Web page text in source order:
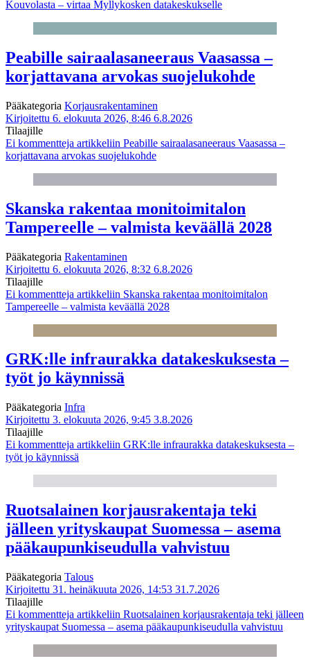
Kouvolasta – virtaa Myllykosken datakeskukselle
Peabille sairaalasaneeraus Vaasassa –
korjattavana arvokas suojelukohde
Pääkategoria Korjausrakentaminen
Kirjoitettu 6. elokuuta 2026, 8:46 6.8.2026
Tilaajille
Ei kommentteja artikkeliin Peabille sairaalasaneeraus Vaasassa –
korjattavana arvokas suojelukohde
Skanska rakentaa monitoimitalon
Tampereelle – valmista keväällä 2028
Pääkategoria Rakentaminen
Kirjoitettu 6. elokuuta 2026, 8:32 6.8.2026
Tilaajille
Ei kommentteja artikkeliin Skanska rakentaa monitoimitalon
Tampereelle – valmista keväällä 2028
GRK:lle infraurakka datakeskuksesta –
työt jo käynnissä
Pääkategoria Infra
Kirjoitettu 3. elokuuta 2026, 9:45 3.8.2026
Tilaajille
Ei kommentteja artikkeliin GRK:lle infraurakka datakeskuksesta –
työt jo käynnissä
Ruotsalainen korjausrakentaja teki
jälleen yrityskaupat Suomessa – asema
pääkaupunkiseudulla vahvistuu
Pääkategoria Talous
Kirjoitettu 31. heinäkuuta 2026, 14:53 31.7.2026
Tilaajille
Ei kommentteja artikkeliin Ruotsalainen korjausrakentaja teki jälleen
yrityskaupat Suomessa – asema pääkaupunkiseudulla vahvistuu